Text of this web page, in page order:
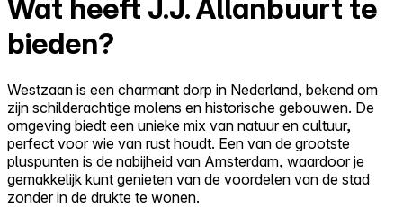
Wat heeft J.J. Allanbuurt te
bieden?
Westzaan is een charmant dorp in Nederland, bekend om
zijn schilderachtige molens en historische gebouwen. De
omgeving biedt een unieke mix van natuur en cultuur,
perfect voor wie van rust houdt. Een van de grootste
pluspunten is de nabijheid van Amsterdam, waardoor je
gemakkelijk kunt genieten van de voordelen van de stad
zonder in de drukte te wonen.